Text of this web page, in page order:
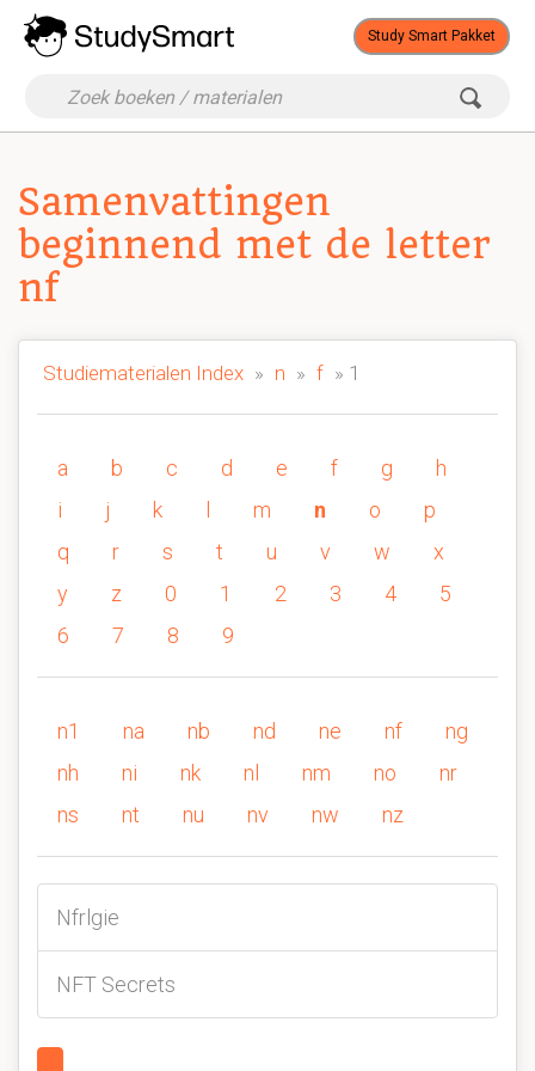
Study Smart Pakket
Samenvattingen
beginnend met de letter
nf
Studiematerialen Index » n » f » 1
a b c d e f g
h
i
j k m n o
p
q
r s t u v w
x
y
z 0 1 2 3 4
5
6
7 8 9
n1 na nb nd ne nf
ng
nh
ni nk nl nm no
nr
ns
nt nu nv nw nz
Nfrlgie
NFT Secrets